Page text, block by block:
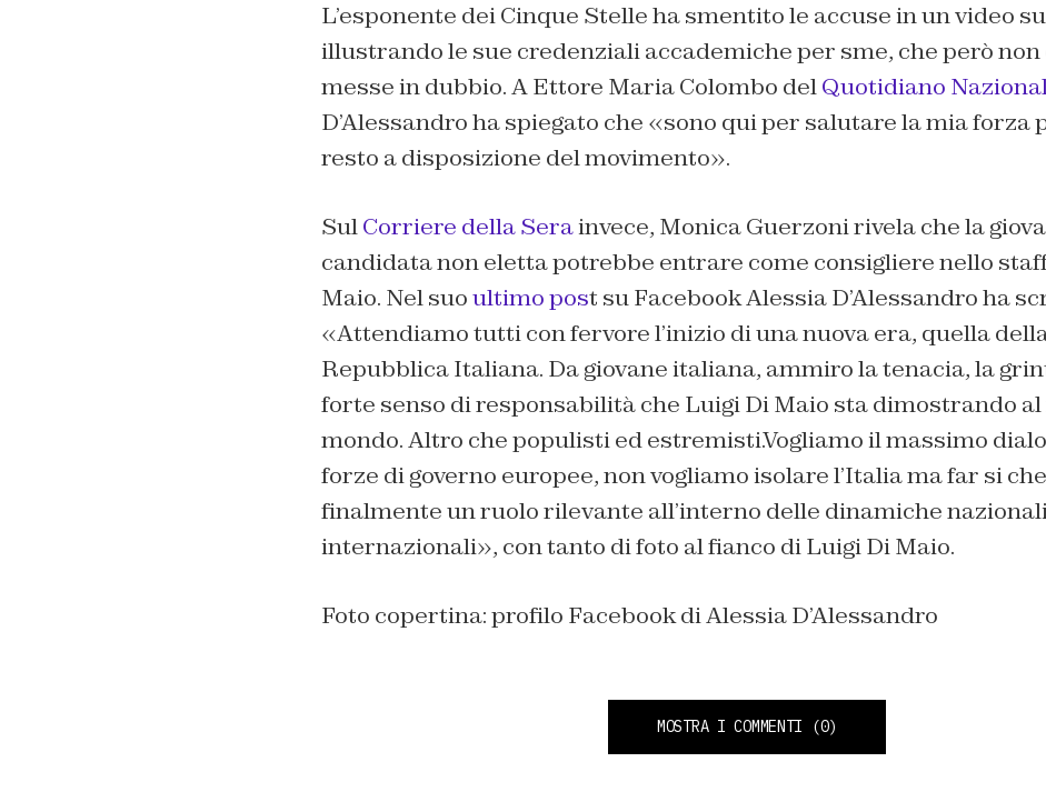
L’esponente dei Cinque Stelle ha smentito le accuse in un video
illustrando le sue credenziali accademiche per sme, che però
messe in dubbio. A Ettore Maria Colombo delQuotidiano
D’Alessandro ha spiegato che «sono qui per salutare la mia forza
resto a disposizione del movimento».
SulCorriere della Serainvece, Monica Guerzoni rivela che la
candidata non eletta potrebbe entrare come consigliere nello
Maio. Nel suoultimo post su Facebook Alessia D’Alessandro ha
«Attendiamo tutti con fervore l’inizio di una nuova era, quella
Repubblica Italiana. Da giovane italiana, ammiro la tenacia, la
forte senso di responsabilità che Luigi Di Maio sta dimostrando
mondo.Altro che populisti ed estremisti.Vogliamo il massimo
forze di governo europee, non vogliamo isolare l’Italia ma far si
finalmente un ruolo rilevante all’interno delle dinamiche
internazionali», con tanto di foto al fianco di Luigi Di Maio.
Foto copertina: profilo Facebook di Alessia D’Alessandro
MOSTRA I COMMENTI (0)